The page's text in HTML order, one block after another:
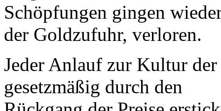
Schöpfungen gingen
der Goldzufuhr, verloren.
Jeder Anlauf zur Kultur
gesetzmäßig durch den